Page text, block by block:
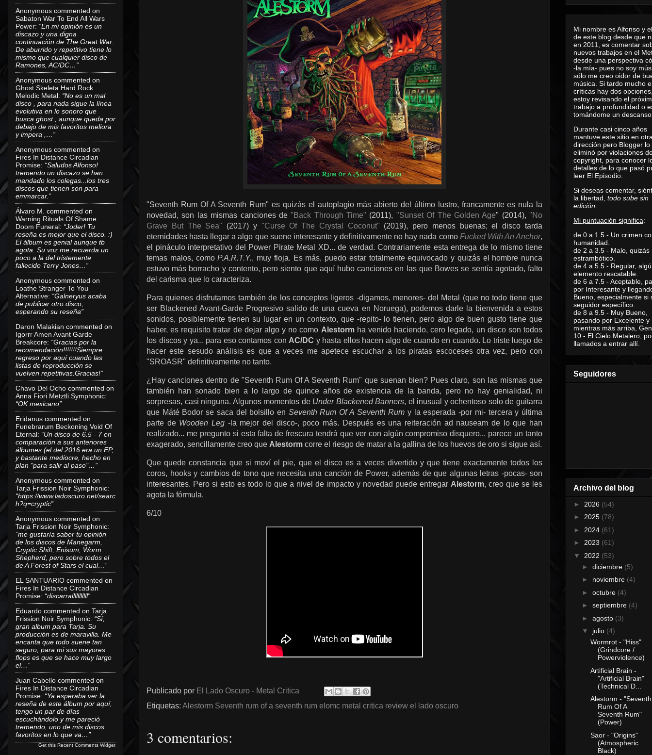
"Seventh Rum Of A Seventh Rum" es quizás el autoplagio más abierto del último lustro, francamente es nula la
novedad, son las mismas canciones de"Back Through Time" (2011), "Sunset Of The Golden Age" (2014), "No
Grave But The Sea" (2017) y "Curse Of The Crystal Coconut" (2019), pero menos buenas; el disco tarda
eternidades hasta llegar a algo que suene interesante y definitivamente no hay nada como Fucked With An Anchor,
el pináculo interpretativo del Power Pirate Metal XD... de verdad. Contrariamente esta entrega de lo mismo tiene
temas malos, comoP.A.R.T.Y., muy floja. Es más, puedo estar totalmente equivocado y quizás el hombre nunca
estuvo más borracho y contento, pero siento que aquí hubo canciones en las que Bowes se sentía agotado, falto
del carisma que lo caracteriza.
Para quienes disfrutamos también de los conceptos ligeros -digamos, menores- del Metal (que no todo tiene que
ser Blackened Avant-Garde Progresivo salido de una cueva en Noruega), podemos darle la bienvenida a estos
sonidos, posiblemente tienen su lugar en un contexto, que -repito- lo tienen, pero algo de buen gusto tiene que
haber, es requisito tratar de dejar algo y no como Alestormha venido haciendo, cero legado, un disco son todos
los discos y ya... para eso contamos con AC/DC y hasta ellos hacen algo de cuando en cuando. Lo triste luego de
hacer este sesudo análisis es que a veces me apetece escuchar a los piratas escoceses otra vez, pero con
"SROASR" definitivamente no tanto.
¿Hay canciones dentro de "Seventh Rum Of A Seventh Rum" que suenan bien? Pues claro, son las mismas que
también han sonado bien a lo largo de quince años de existencia de la banda, pero no hay genialidad, ni
sorpresas, casi ninguna. Algunos momentos de Under Blackened Banners, el inusual y ochentoso solo de guitarra
que Máté Bodor se saca del bolsillo en Seventh Rum Of A Seventh Rum y la esperada -por mi- tercera y última
parte de Wooden Leg -la mejor del disco-, poco más. Después es una reiteración ad nauseam de lo que han
realizado... me pregunto si esta falta de frescura tendrá que ver con algún compromiso disquero... parece un tanto
exagerado, sencillamente creo que Alestorm corre el riesgo de matar a la gallina de los huevos de oro si sigue así.
Que quede constancia que si moví el pie, que el disco es a veces divertido y que tiene exactamente todos los
coros, hooks y cambios de tono que necesita una canción de Power, además de que algunas letras -pocas- son
interesantes. Pero si esto es todo lo que a nivel de impacto y novedad puede entregar Alestorm, creo que se les
agota la fórmula.
6/10
Publicado por El Lado Oscuro - Metal Critica
Etiquetas: Alestorm Seventh rum of a seventh rum elomc metal critica review el lado oscuro
3 comentarios:
Anonymous commented on
Sabaton War To End All Wars
Power: “En mi opinión es un
discazo y una digna
continuación de The Great War.
De aburrido y repetitivo tiene lo
mismo que cualquier disco de
Ramones, AC/DC…”
Anonymous commented on
Ghost Skeleta Hard Rock
Melodic Metal: “No es un mal
disco , para nada sigue la línea
evolutiva en lo sonoro que
busca ghost , aunque queda por
debajo de mis favoritos meliora
y impera ,…”
Anonymous commented on
Fires In Distance Circadian
Promise: “Saludos Alfonso!
tremendo un discazo se han
mandado los colegas...los tres
discos que tienen son para
emmarcar.”
Álvaro M. commented on
Warning Rituals Of Shame
Doom Funeral: “Joder! Tu
reseña es mejor que el disco. :)
El álbum es genial aunque tb
agota. Su voz me recuerda un
poco a la del tristemente
fallecido Terry Jones…”
Anonymous commented on
Loathe Stranger To You
Alternative: “Galneryus acaba
de publicar otro disco,
esperando su reseña”
Daron Malakian commented on
Igorrr Amen Avant Garde
Breakcore: “Gracias por la
recomendación!!!!!!!Siempre
regreso por aquí cuando las
listas de reproducción se
vuelven repetitivas.Gracias!”
Chavo Del Ocho commented on
Anna Fiori Metztli Symphonic:
“OK mexicano”
Eridanus commented on
Funebrarum Beckoning Void Of
Eternal: “Un disco de 6.5 - 7 en
comparación a sus anteriores
álbumes (el del 2016 era un EP,
y bastante mediocre, hecho en
plan "para salir al paso"…”
Anonymous commented on
Tarja Frission Noir Symphonic:
“https://www.ladoscuro.net/searc
h?q=cryptic”
Anonymous commented on
Tarja Frission Noir Symphonic:
“me gustaría saber tu opinión
de los discos de Manegarm,
Cryptic Shift, Enisum, Worm
Shepherd, pero sobre todos el
de A Forest of Stars el cual…”
EL SANTUARIO commented on
Fires In Distance Circadian
Promise: “discarralllllllllll”
Eduardo commented on Tarja
Frission Noir Symphonic: “Sí,
gran album para Tarja. Su
producción es de maravilla. Me
encanta que todo suene tan
seguro, para mi sus mayores
flops es que se hace muy largo
el…”
Juan Cabello commented on
Fires In Distance Circadian
Promise: “Ya esperaba ver la
reseña de este álbum por aquí,
tengo un par de días
escuchándolo y me pareció
tremendo, uno de mis discos
favoritos en lo que va…”
Get this Recent Comments Widget
Mi nombre es Alfonso y
de este blog desde que
en 2011, es comentar
nuevos trabajos en el
desde una perspectiva
-la mía- pues no soy
sólo me creo oidor de
música. Si tardo mucho
críticas hay dos
estoy revisando el
trabajo a profundidad o
tomándome un
Durante casi cinco años
mantuve este sitio en
dirección pero Blogger lo
eliminó por violaciones
copyright, para conocer
detalles de lo que pasó
leer El Episodio
Si deseas comentar,
la libertad, todo sube sin
edición
Mi puntuación significa:
de 0 a 1.5 - Un crimen
humanidad.
de 2 a 3.5 - Malo, quizás
estrambótico.
de 4 a 5.5 - Regular,
elemento rescatable.
de 6 a 7.5 - Aceptable,
por Interesante y
Bueno, especialmente si
seguidor específico.
de 8 a 9.5 - Muy Bueno,
pasando por Excelente y
mientras más arriba,
10 - El Cielo Metalero,
llamados a entrar allí.
Seguidores
Archivo del blog
► 2026 (54)
► 2025 (78)
► 2024 (61)
► 2023 (61)
▼ 2022 (53)
► diciembre (5)
► noviembre (4)
► octubre (4)
► septiembre (4)
► agosto (3)
▼ julio (4)
Wormrot - "Hiss"
(Grindcore /
Powerviolence)
Artificial Brain -
"Artificial Brain"
(Technical D...
Alestorm - "Seventh
Rum Of A
Seventh Rum"
(Power)
Saor - "Origins"
(Atmospheric
Black)